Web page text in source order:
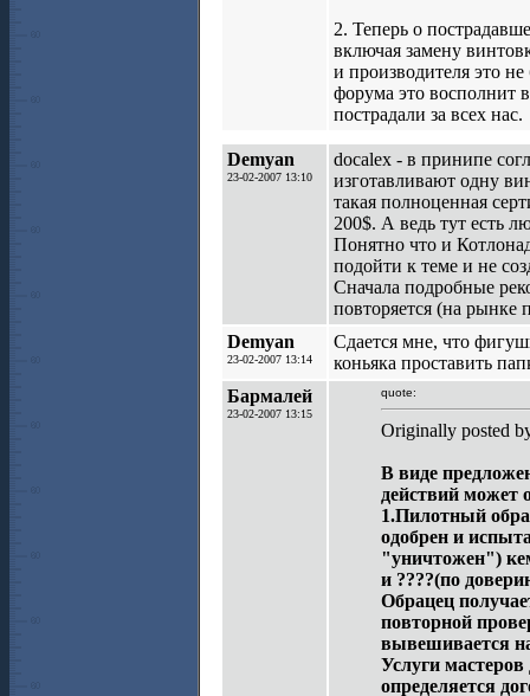
2. Теперь о
включая замену
и производителя это
форума это восполнит
пострадали за всех нас.
Demyan
23-02-2007 13:10
docalex - в принипе
изготавливают одну
такая полноценная
200$. А ведь тут есть
Понятно что и
подойти к теме и не
Сначала подробные
повторяется (на рынке
Demyan
23-02-2007 13:14
Сдается мне, что
коньяка проставить
Бармалей
23-02-2007 13:15
quote:
Originally posted
В виде
действий может
1.Пилотный
одобрен и
"уничтожен")
и ????(по
Обрацец
повторной
вывешивается
Услуги
определяется